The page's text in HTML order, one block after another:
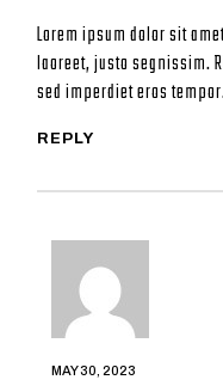
Lorem ipsum dolor sit
laoreet, justo segnissim.
sed imperdiet eros
REPLY
MAY 30, 2023